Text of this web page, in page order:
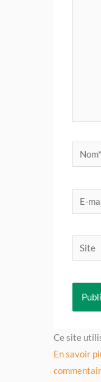
Nom*
E-
mail*
Site
Ce site
En savoir